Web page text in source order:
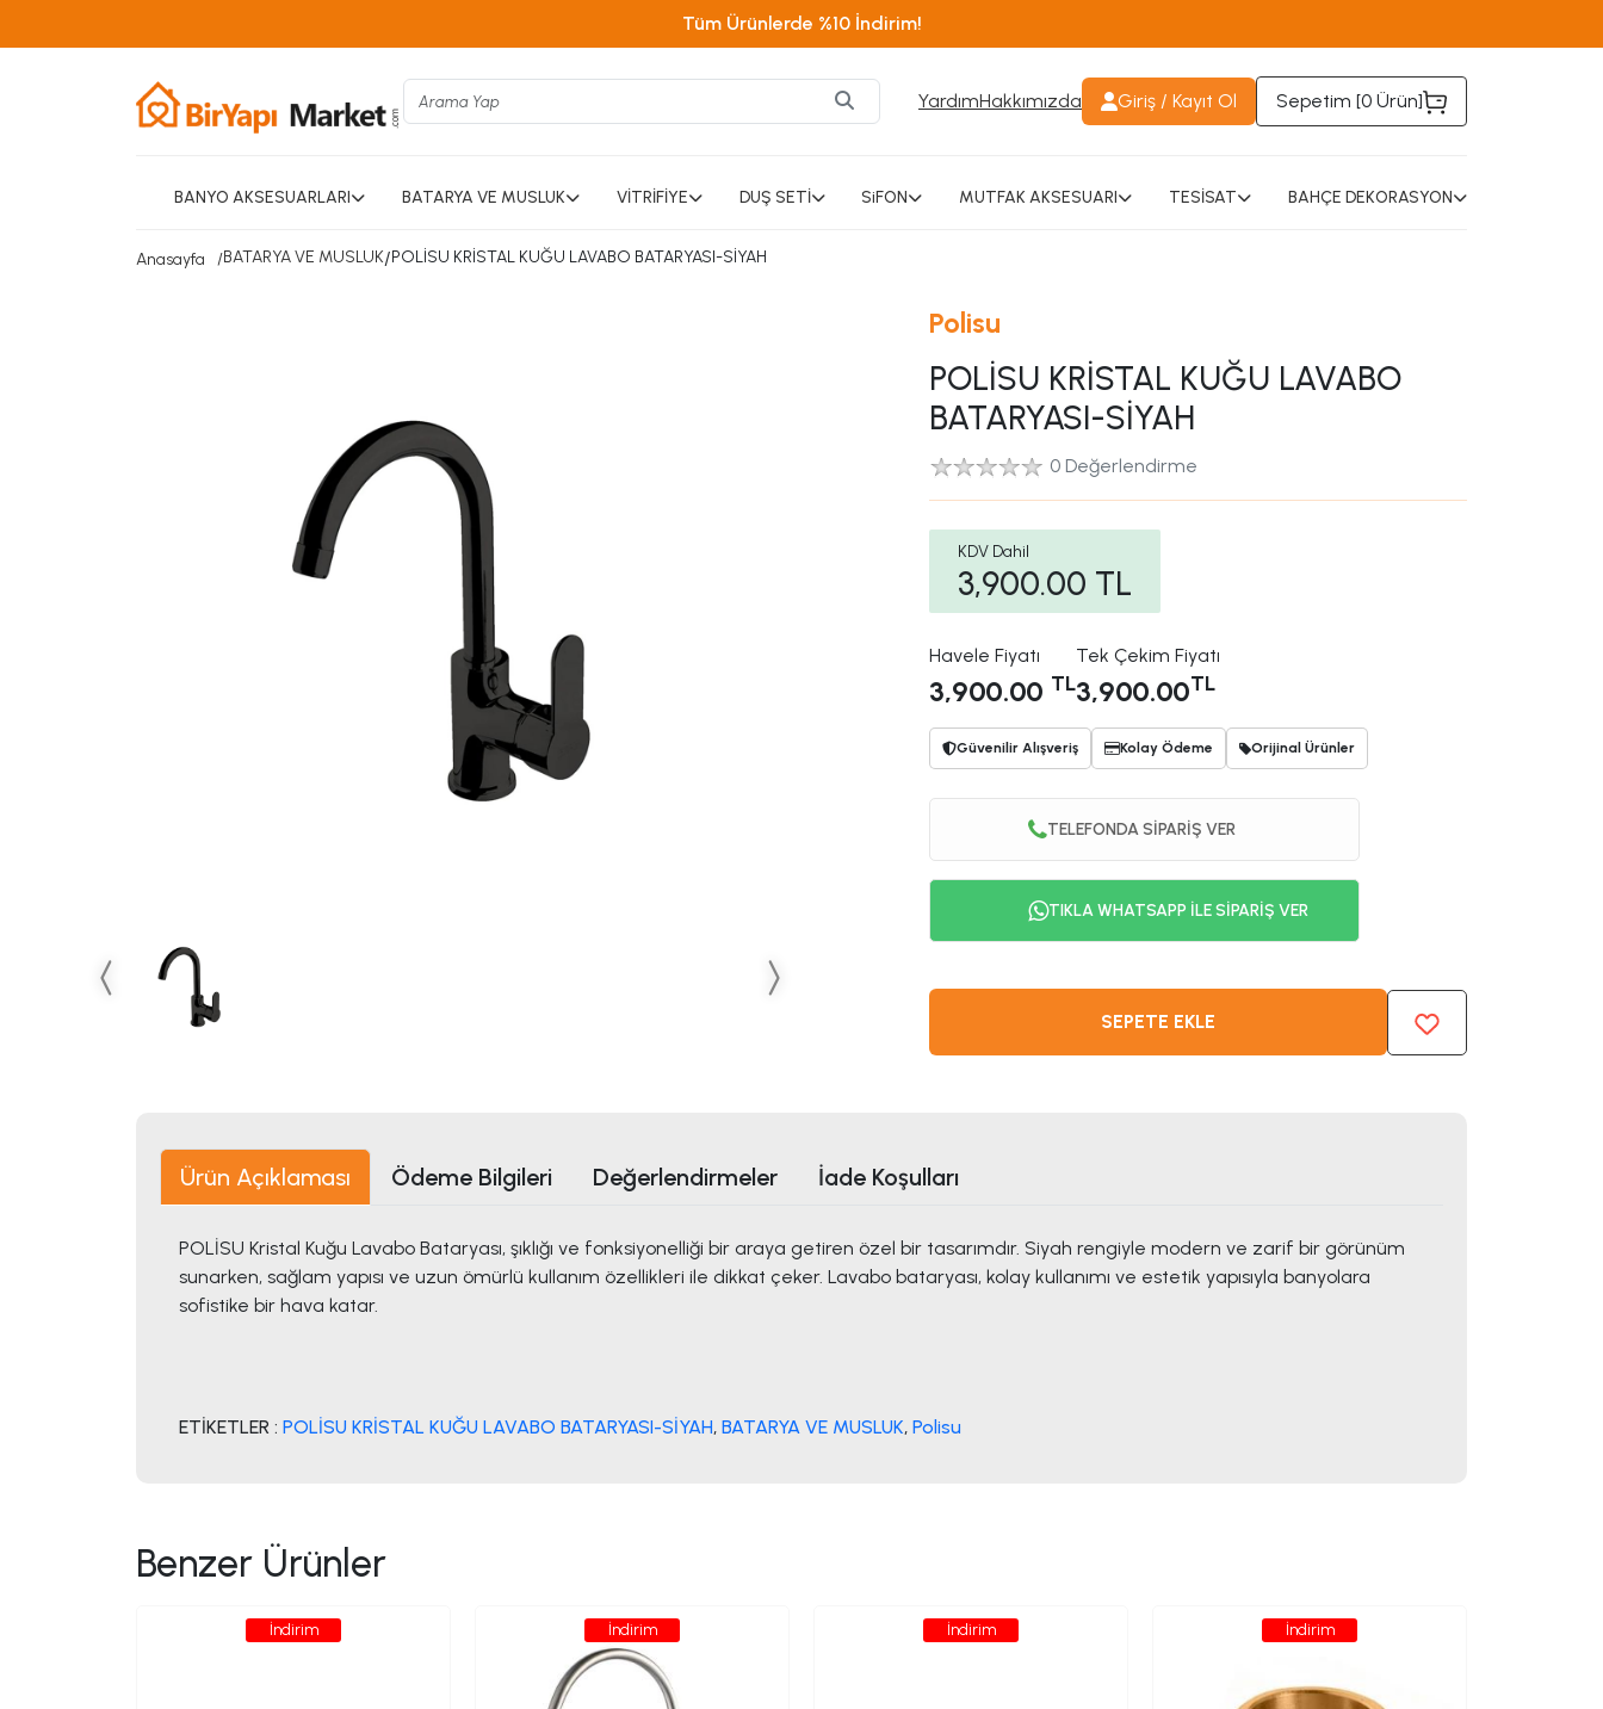
Tüm Ürünlerde %10 İndirim!
YardımHakkımızda Giriş / Kayıt Ol Sepetim [0 Ürün]
BANYO AKSESUARLARI BATARYA VE MUSLUK VİTRİFİYE DUŞ SETİ SiFON MUTFAK AKSESUARI TESİSAT BAHÇE DEKORASYON
Anasayfa BATARYA VE MUSLUK/POLİSU KRİSTAL KUĞU LAVABO BATARYASI-SİYAH
Polisu
POLİSU KRİSTAL KUĞU LAVABO
BATARYASI-SİYAH
0 Değerlendirme
KDV Dahil
3,900.00 TL
Havele Fiyatı
3,900.00 TL
Tek Çekim Fiyatı
3,900.00TL
Güvenilir Alışveriş Kolay Ödeme Orijinal Ürünler
TELEFONDA SİPARİŞ VER
TIKLA WHATSAPP İLE SİPARİŞ VER
SEPETE EKLE
Ürün Açıklaması Ödeme Bilgileri Değerlendirmeler İade Koşulları
POLİSU Kristal Kuğu Lavabo Bataryası, şıklığı ve fonksiyonelliği bir araya getiren özel bir tasarımdır. Siyah rengiyle modern ve zarif bir görünüm
sunarken, sağlam yapısı ve uzun ömürlü kullanım özellikleri ile dikkat çeker. Lavabo bataryası, kolay kullanımı ve estetik yapısıyla banyolara
sofistike bir hava katar.
ETİKETLER : POLİSU KRİSTAL KUĞU LAVABO BATARYASI-SİYAH, BATARYA VE MUSLUK, Polisu
Benzer Ürünler
İndirim İndirim İndirim İndirim